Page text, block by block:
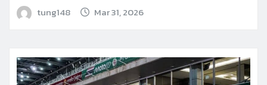
tung148 Mar 31, 2026